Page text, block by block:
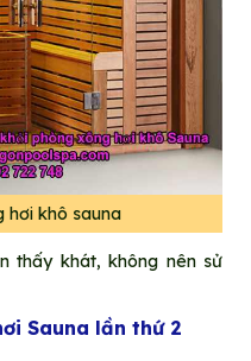
hơi khô sauna
thấy khát, không nên sử
Sauna lần thứ 2